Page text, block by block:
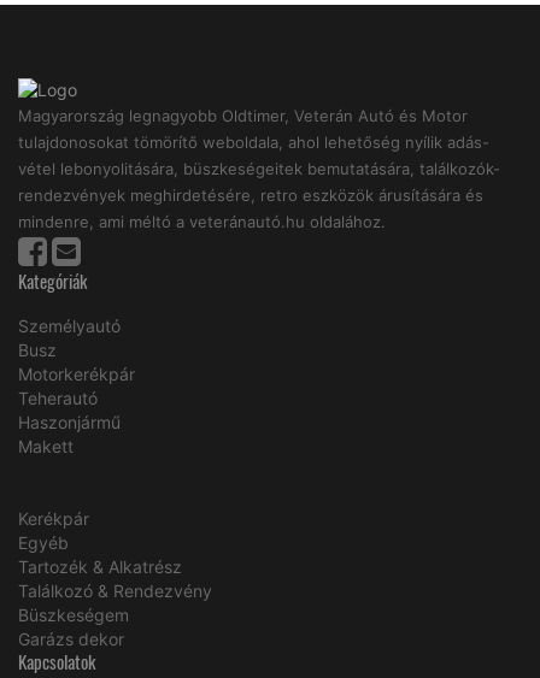
Magyarország legnagyobb Oldtimer, Veterán Autó és Motor
tulajdonosokat tömörítő weboldala, ahol lehetőség nyílik adás-
vétel lebonyolitására, büszkeségeitek bemutatására, találkozók-
rendezvények meghirdetésére, retro eszközök árusítására és
mindenre, ami méltó a veteránautó.hu oldalához.
Kategóriák
Személyautó
Busz
Motorkerékpár
Teherautó
Haszonjármű
Makett
Kerékpár
Egyéb
Tartozék & Alkatrész
Találkozó & Rendezvény
Büszkeségem
Garázs dekor
Kapcsolatok